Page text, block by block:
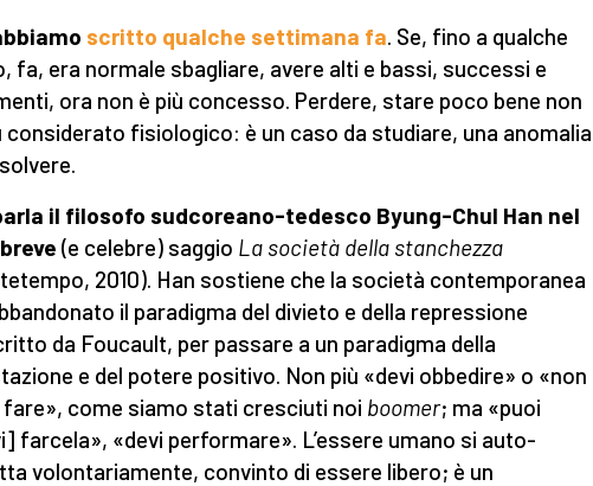
scritto qualche settimana fa. Se, fino a qualche
fa, era normale sbagliare, avere alti e bassi, successi e
ora non è più concesso. Perdere, stare poco bene non
considerato fisiologico: è un caso da studiare, una anomalia
il filosofo sudcoreano-tedesco Byung-Chul Han nel
(e celebre) saggio La società della stanchezza
2010). Han sostiene che la società contemporanea
il paradigma del divieto e della repressione
da Foucault, per passare a un paradigma della
e del potere positivo. Non più «devi obbedire» o «non
fare», come siamo stati cresciuti noi boomer; ma «puoi
farcela», «devi performare». L’essere umano si auto-
volontariamente, convinto di essere libero; è un